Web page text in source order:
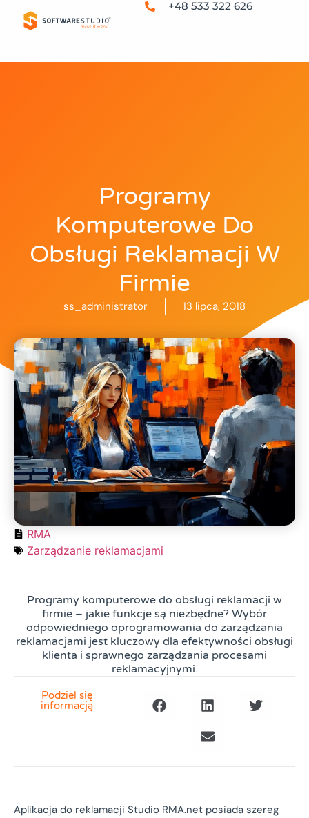
+48 533 322 626
Programy
Komputerowe Do
Obsługi Reklamacji W
Firmie
ss_administrator 13 lipca, 2018
RMA
Zarządzanie reklamacjami
Programy komputerowe do obsługi reklamacji w
firmie – jakie funkcje są niezbędne? Wybór
odpowiedniego oprogramowania do zarządzania
reklamacjami jest kluczowy dla efektywności obsługi
klienta i sprawnego zarządzania procesami
reklamacyjnymi.
Podziel się
informacją
Aplikacja do reklamacji Studio RMA.net posiada szereg